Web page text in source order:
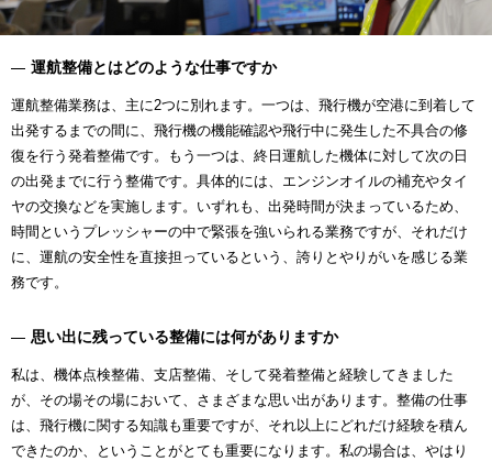
運航整備とはどのような仕事ですか
運航整備業務は、主に2つに別れます。一つは、飛行機が空港に到着して
出発するまでの間に、飛行機の機能確認や飛行中に発生した不具合の修
復を行う発着整備です。もう一つは、終日運航した機体に対して次の日
の出発までに行う整備です。具体的には、エンジンオイルの補充やタイ
ヤの交換などを実施します。いずれも、出発時間が決まっているため、
時間というプレッシャーの中で緊張を強いられる業務ですが、それだけ
に、運航の安全性を直接担っているという、誇りとやりがいを感じる業
務です。
思い出に残っている整備には何がありますか
私は、機体点検整備、支店整備、そして発着整備と経験してきました
が、その場その場において、さまざまな思い出があります。整備の仕事
は、飛行機に関する知識も重要ですが、それ以上にどれだけ経験を積ん
できたのか、ということがとても重要になります。私の場合は、やはり